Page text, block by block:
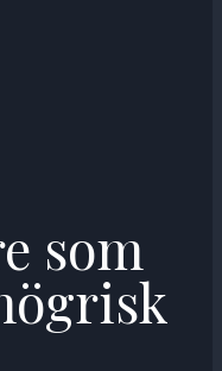
som